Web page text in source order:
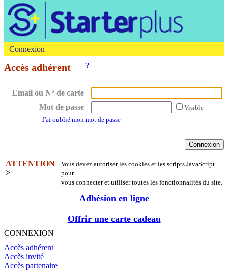
Connexion
Accès adhérent ?
Email ou N° de carte
Mot de passe
Visible
J'ai oublié mon mot de passe
ATTENTION
>
Vous devez autoriser les cookies et les scripts JavaScript
pour
vous connecter et utiliser toutes les fonctionnalités du site.
Adhésion en ligne
Offrir une carte cadeau
CONNEXION
Accès adhérent
Accès invité
Accès partenaire